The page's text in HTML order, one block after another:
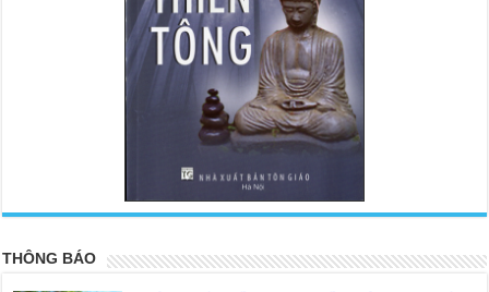
THÔNG BÁO